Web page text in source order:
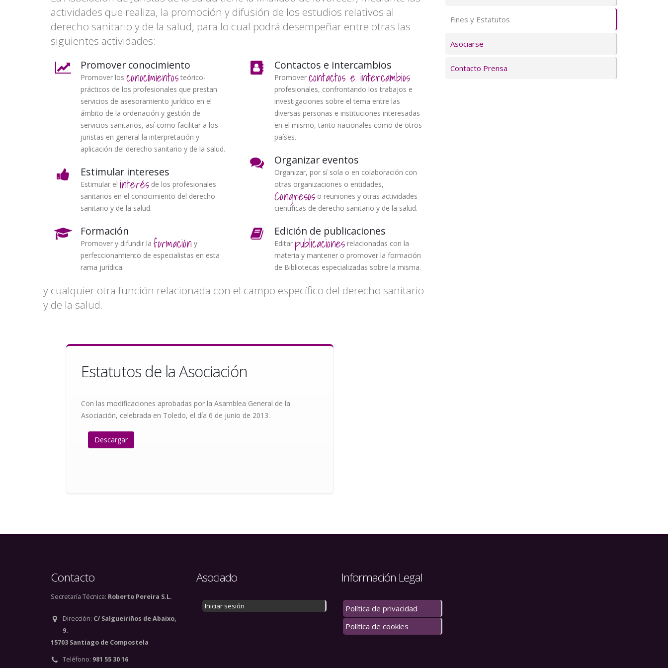
la
navegación
actividades que realiza, la promoción y difusión de los estudios relativos al
derecho sanitario y de la salud, para lo cual podrá desempeñar entre otras las
siguientes actividades:
Promover conocimiento
Promover los conocimientos teórico-
prácticos de los profesionales que prestan
servicios de asesoramiento jurídico en el
ámbito de la ordenación y gestión de
servicios sanitarios, así como facilitar a los
juristas en general la interpretación y
aplicación del derecho sanitario y de la salud.
Estimular intereses
Estimular el interés de los profesionales
sanitarios en el conocimiento del derecho
sanitario y de la salud.
Formación
Promover y difundir la formación y
perfeccionamiento de especialistas en esta
rama jurídica.
Contactos e intercambios
Promover contactos e intercambios
profesionales, confrontando los trabajos e
investigaciones sobre el tema entre las
diversas personas e instituciones interesadas
en el mismo, tanto nacionales como de otros
países.
Organizar eventos
Organizar, por sí sola o en colaboración con
otras organizaciones o entidades,
Congresos o reuniones y otras actividades
científicas de derecho sanitario y de la salud.
Edición de publicaciones
Editar publicaciones relacionadas con la
materia y mantener o promover la formación
de Bibliotecas especializadas sobre la misma.
y cualquier otra función relacionada con el campo específico del derecho sanitario
y de la salud.
Estatutos de la Asociación
Con las modificaciones aprobadas por la Asamblea General de la
Asociación, celebrada en Toledo, el día 6 de junio de 2013.
Descargar
Fines y Estatutos
Asociarse
Contacto Prensa
Contacto
Secretaría Técnica: Roberto Pereira S.L.
Dirección: C/ Salgueiriños de Abaixo,
9.
15703 Santiago de Compostela
Teléfono: 981 55 30 16
Asociado
Iniciar sesión
Información Legal
Política de privacidad
Política de cookies